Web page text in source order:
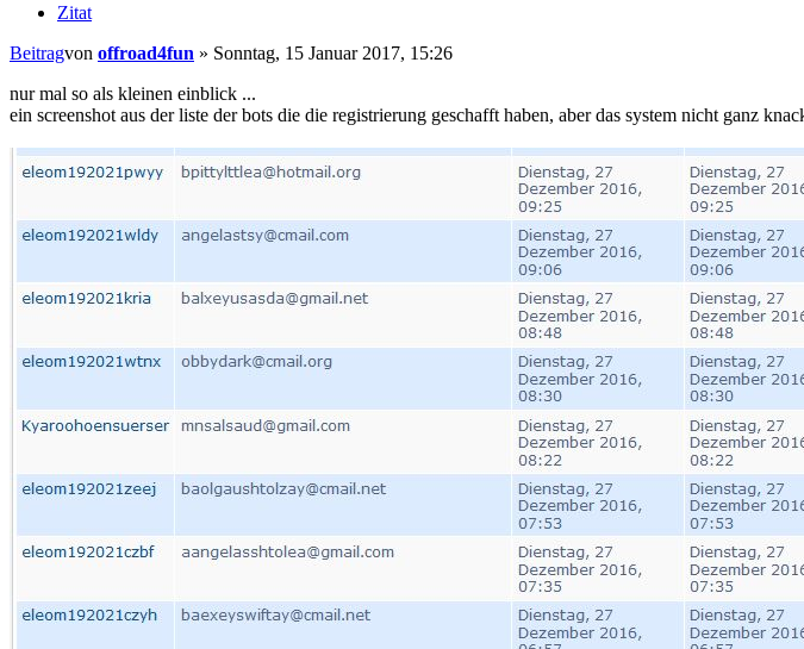
Zitat
Beitragvon offroad4fun » Sonntag, 15 Januar 2017, 15:26
nur mal so als kleinen einblick ...
ein screenshot aus der liste der bots die die registrierung geschafft haben, aber das system nicht ganz